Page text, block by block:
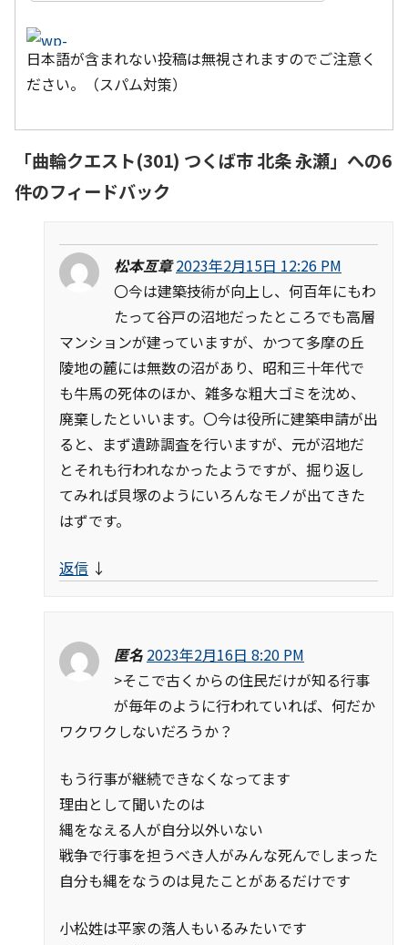
日本語が含まれない投稿は無視されますのでご注意く
ださい。（スパム対策）
「曲輪クエスト(301) つくば市 北条 永瀬」への6
件のフィードバック
松本亙章 2023年2月15日 12:26 PM
〇今は建築技術が向上し、何百年にもわ
たって谷戸の沼地だったところでも高層
マンションが建っていますが、かつて多摩の丘
陵地の麓には無数の沼があり、昭和三十年代で
も牛馬の死体のほか、雑多な粗大ゴミを沈め、
廃棄したといいます。〇今は役所に建築申請が出
ると、まず遺跡調査を行いますが、元が沼地だ
とそれも行われなかったようですが、掘り返し
てみれば貝塚のようにいろんなモノが出てきた
はずです。
返信 ↓
匿名 2023年2月16日 8:20 PM
>そこで古くからの住民だけが知る行事
が毎年のように行われていれば、何だか
ワクワクしないだろうか？
もう行事が継続できなくなってます
理由として聞いたのは
縄をなえる人が自分以外いない
戦争で行事を担うべき人がみんな死んでしまった
自分も縄をなうのは見たことがあるだけです
小松姓は平家の落人もいるみたいです